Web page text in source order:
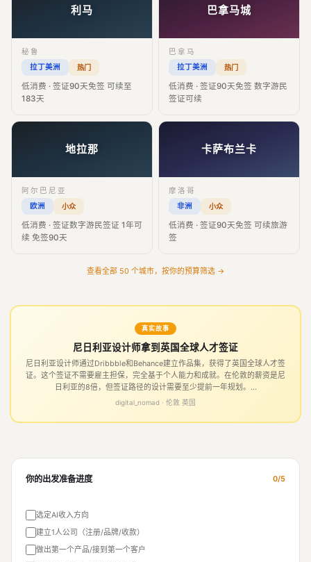
利马
秘鲁
拉丁美洲
热门
低消费 · 签证90天免签 可续至
183天
巴拿马城
巴拿马
拉丁美洲
热门
低消费 · 签证90天免签 数字游民
签证可续
地拉那
阿尔巴尼亚
欧洲
小众
低消费 · 签证数字游民签证 1年可
续 免签90天
卡萨布兰卡
摩洛哥
非洲
小众
低消费 · 签证90天免签 可续旅游
签
查看全部 50 个城市，按你的预算筛选 →
真实故事
尼日利亚设计师拿到英国全球人才签证
尼日利亚设计师通过Dribbble和Behance建立作品集，获得了英国全球人才签
证。这个签证不需要雇主担保，完全基于个人能力和成就。在伦敦的薪资是尼
日利亚的8倍，但签证路径的设计需要至少提前一年规划。...
digital_nomad · 伦敦 英国
你的出发准备进度 0/5
选定AI收入方向
建立1人公司（注册/品牌/收款）
做出第一个产品/接到第一个客户